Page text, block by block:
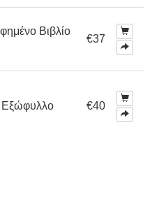
Βιβλίο
€37
Εξώφυλλο €40